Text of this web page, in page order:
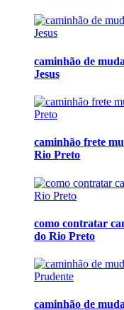
caminhão de
Jesus
caminhão frete
Rio Preto
como contratar
do Rio Preto
caminhão de